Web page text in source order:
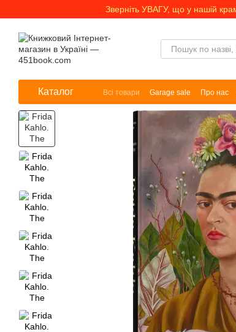
Перейти до основного контентуЗверніть УВАГУ, що у нашій
Каталог Всі товари Garage sale Про нас